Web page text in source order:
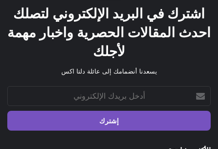
اشترك في البريد الإلكتروني لتصلك
احدث المقالات الحصرية واخبار مهمة
لأجلك
يسعدنا أنضمامك إلى عائلة دلتا اكس
بريدك
الإلكتروني